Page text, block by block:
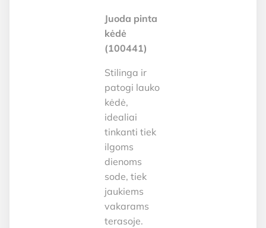
Juoda pinta
kėdė
(100441)
Stilinga ir
patogi lauko
kėdė,
idealiai
tinkanti tiek
ilgoms
dienoms
sode, tiek
jaukiems
vakarams
terasoje.